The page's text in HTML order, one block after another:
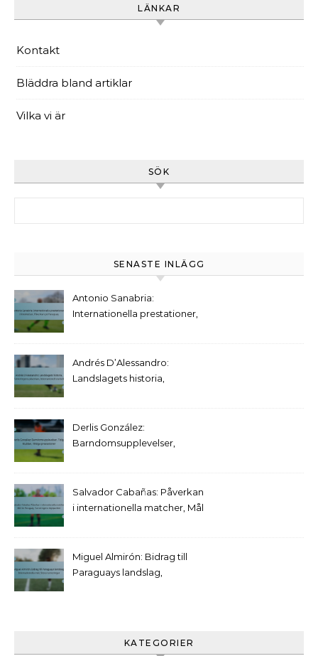
LÄNKAR
Kontakt
Bläddra bland artiklar
Vilka vi är
SÖK
SENASTE INLÄGG
Antonio Sanabria:
Internationella prestationer,
Andrés D’Alessandro:
Landslagets historia,
Derlis González:
Barndomsupplevelser,
Salvador Cabañas: Påverkan
i internationella matcher, Mål
Miguel Almirón: Bidrag till
Paraguays landslag,
KATEGORIER